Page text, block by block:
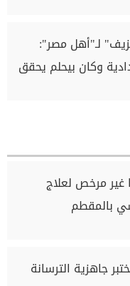
لـ"أهل مصر":
وكان بيحلم يحقق
19 مركزا غير مرخص لعلاج
بالمقطم
جاهزية الترسانة